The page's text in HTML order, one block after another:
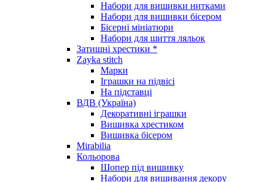
Набори для вишивки нитками
Набори для вишивки бісером
Бісерні мініатюри
Набори для шиття ляльок
Затишні хрестики *
Zayka stitch
Марки
Іграшки на підвісі
На підставці
ВДВ (Україна)
Декоративні іграшки
Вишивка хрестиком
Вишивка бісером
Mirabilia
Кольорова
Шопер під вишивку
Набори для вишивання декору